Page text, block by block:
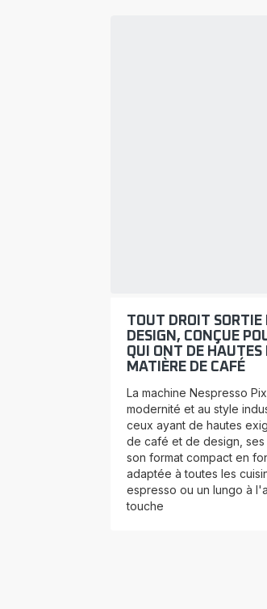
TOUT DROIT SORTIE
DESIGN, CONÇUE
QUI ONT DE HAUTES
MATIÈRE DE CAFÉ
La machine Nespresso
modernité et au style
ceux ayant de hautes
de café et de design,
son format compact en
adaptée à toutes les
espresso ou un lungo à
touche